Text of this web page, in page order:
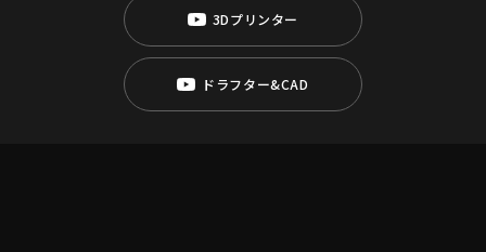
3Dプリンター
ドラフター&CAD